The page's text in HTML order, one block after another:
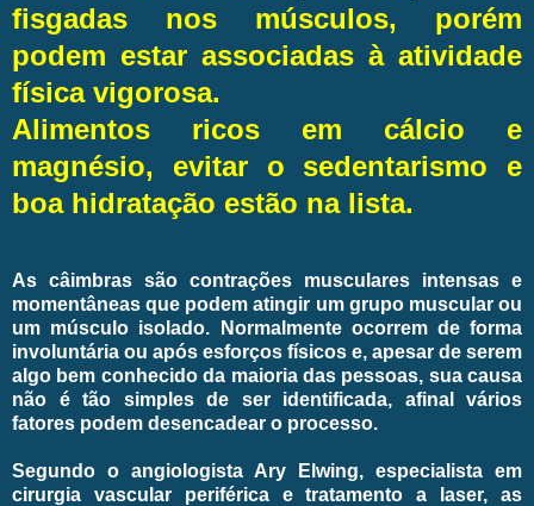
fisgadas nos músculos, porém
podem estar associadas à atividade
física vigorosa.
Alimentos ricos em cálcio e
magnésio, evitar o sedentarismo e
boa hidratação estão na lista.
As câimbras são contrações musculares intensas e
momentâneas que podem atingir um grupo muscular ou
um músculo isolado. Normalmente ocorrem de forma
involuntária ou após esforços físicos e, apesar de serem
algo bem conhecido da maioria das pessoas, sua causa
não é tão simples de ser identificada, afinal vários
fatores podem desencadear o processo.
Segundo o angiologista Ary Elwing, especialista em
cirurgia vascular periférica e tratamento a laser, as